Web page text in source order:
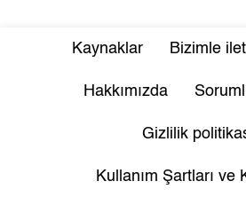
Kaynaklar Bizimle
Hakkımızda
Gizlilik
Kullanım Şartları ve